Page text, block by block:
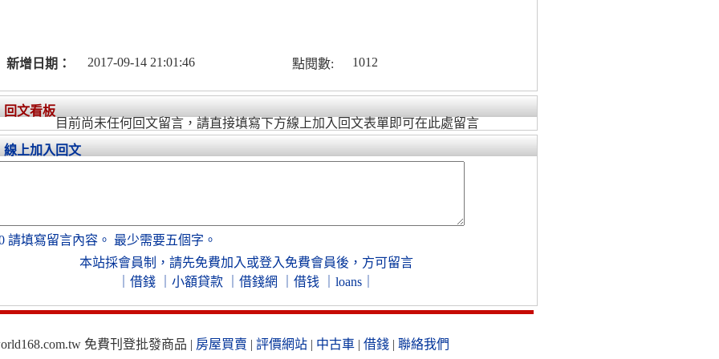
新增日期： 2017-09-14 21:01:46 點閱數: 1012
回文看板
目前尚未任何回文留言，請直接填寫下方線上加入回文表單即可在此處留言
線上加入回文
請填寫留言內容。 最少需要五個字。
本站採會員制， 請先免費加入 或登入免費會員後，方可留言
借錢 小額貸款 借錢網 借钱 loans
免費刊登批發商品 | 房屋買賣 | 評價網站| 中古車| 借錢| 聯絡我們